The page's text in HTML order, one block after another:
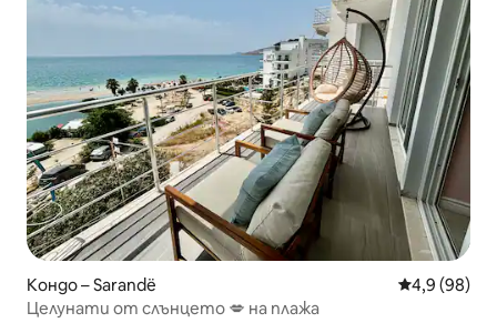
Кондо – Sarandë Средна
4,9 (98)
Целунати от слънцето 💋 на плажа